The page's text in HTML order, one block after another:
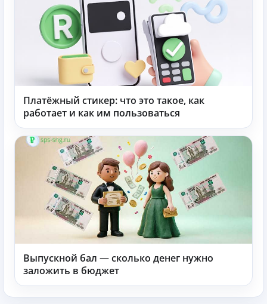
Платёжный стикер: что это такое, как
работает и как им пользоваться
Выпускной бал — сколько денег нужно
заложить в бюджет